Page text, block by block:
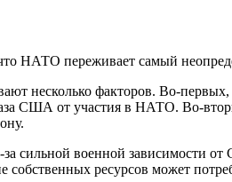
НАТО переживает самый
несколько факторов. Во-
США от участия в НАТО. Во-
за сильной военной
собственных ресурсов может